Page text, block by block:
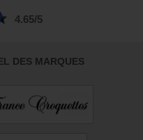
4.65/5
DES MARQUES